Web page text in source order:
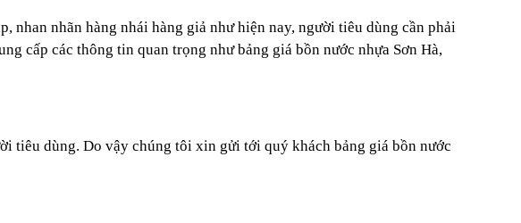
nhan nhãn hàng nhái hàng giả như hiện nay, người tiêu dùng cần phải
cấp các thông tin quan trọng như bảng giá bồn nước nhựa Sơn Hà,
tiêu dùng. Do vậy chúng tôi xin gửi tới quý khách bảng giá bồn nước